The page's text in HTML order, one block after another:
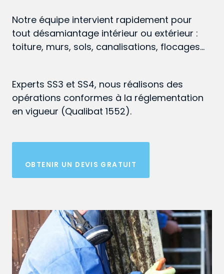
Notre équipe intervient rapidement pour
tout désamiantage intérieur ou extérieur :
toiture, murs, sols, canalisations, flocages…
Experts SS3 et SS4, nous réalisons des
opérations conformes à la réglementation
en vigueur (Qualibat 1552).
OBTENIR UN DEVIS GRATUIT